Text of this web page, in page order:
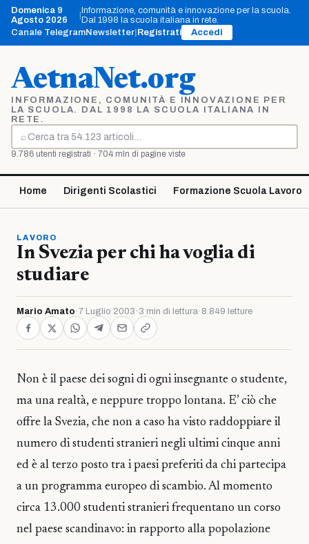
Vai
contenuto
Domenica 9
Agosto 2026
|Informazione, comunità e innovazione per la scuola.
Dal 1998 la scuola italiana in rete.
Canale TelegramNewsletter Registrati Accedi
AetnaNet.org
INFORMAZIONE, COMUNITÀ E INNOVAZIONE PER
LA SCUOLA. DAL 1998 LA SCUOLA ITALIANA IN
RETE.
⌕
Cerca
9.786 utenti registrati · 704 mln di pagine viste
Home Dirigenti Scolastici Formazione Scuola Lavoro
LAVORO
In Svezia per chi ha voglia di
studiare
Mario Amato ·7 Luglio 2003 · 3 min di lettura· 8.849 letture
Non è il paese dei sogni di ogni insegnante o studente,
ma una realtà, e neppure troppo lontana. E’ ciò che
offre la Svezia, che non a caso ha visto raddoppiare il
numero di studenti stranieri negli ultimi cinque anni
ed è al terzo posto tra i paesi preferiti da chi partecipa
a un programma europeo di scambio. Al momento
circa 13.000 studenti stranieri frequentano un corso
nel paese scandinavo: in rapporto alla popolazione